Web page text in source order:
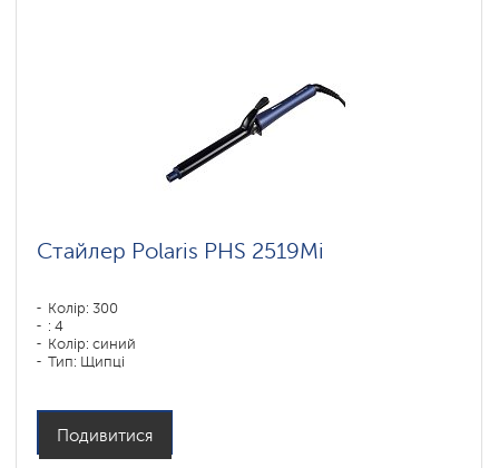
Стайлер Polaris PHS 2519Mi
Колір: 300
: 4
Колір: синий
Тип: Щипці
Подивитися